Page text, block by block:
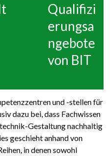
Qualifizi
erungsa
ngebote
von BIT
und -stellen für
dazu bei, dass Fachwissen
Gestaltung nachhaltig
geschieht anhand von
in denen sowohl